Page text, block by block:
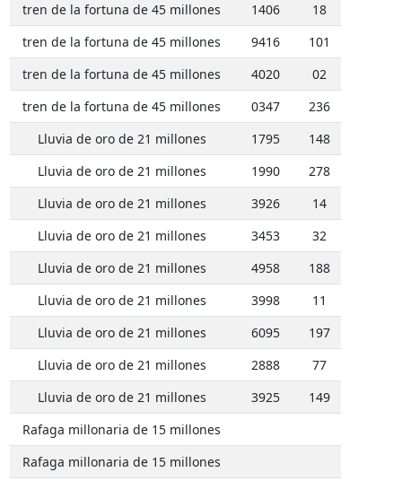
tren de la fortuna de 45 millones
1406
18
tren de la fortuna de 45 millones
9416
101
tren de la fortuna de 45 millones
4020
02
tren de la fortuna de 45 millones
0347
236
Lluvia de oro de 21 millones
1795
148
Lluvia de oro de 21 millones
1990
278
Lluvia de oro de 21 millones
3926
14
Lluvia de oro de 21 millones
3453
32
Lluvia de oro de 21 millones
4958
188
Lluvia de oro de 21 millones
3998
11
Lluvia de oro de 21 millones
6095
197
Lluvia de oro de 21 millones
2888
77
Lluvia de oro de 21 millones
3925
149
Rafaga millonaria de 15 millones
Rafaga millonaria de 15 millones